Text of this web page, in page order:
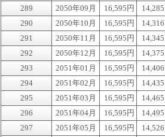
289
2050年09月 16,595円
290
2050年10月 16,595円
291
2050年11月 16,595円
292
2050年12月 16,595円
293
2051年01月 16,595円
294
2051年02月 16,595円
295
2051年03月 16,595円
296
2051年04月 16,595円
297
2051年05月 16,595円